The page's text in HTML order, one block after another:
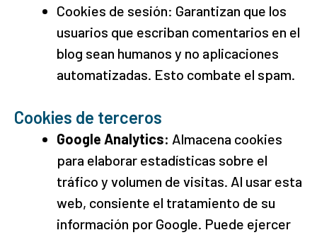
Cookies de sesión: Garantizan que los
usuarios que escriban comentarios en el
blog sean humanos y no aplicaciones
automatizadas. Esto combate el spam.
Cookies de terceros
Google Analytics: Almacena cookies
para elaborar estadísticas sobre el
tráfico y volumen de visitas. Al usar esta
web, consiente el tratamiento de su
información por Google. Puede ejercer